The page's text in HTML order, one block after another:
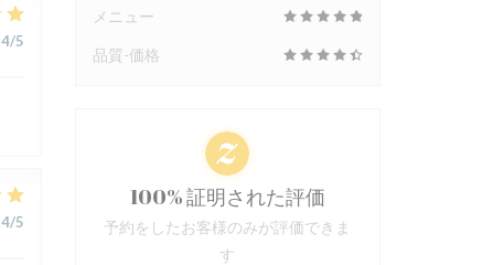
4/5
4/5
メニュー
品質-価格
100% 証明された評価
予約をしたお客様のみが評価できま
す